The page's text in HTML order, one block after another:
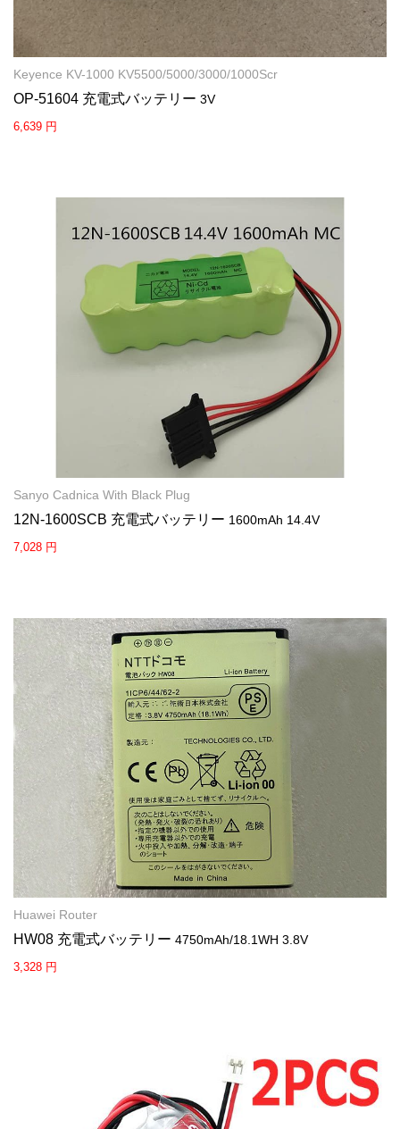
Keyence KV-1000 KV5500/5000/3000/1000Scr
OP-51604 充電式バッテリー 3V
6,639 円
Sanyo Cadnica With Black Plug
12N-1600SCB 充電式バッテリー 1600mAh 14.4V
7,028 円
Huawei Router
HW08 充電式バッテリー 4750mAh/18.1WH 3.8V
3,328 円